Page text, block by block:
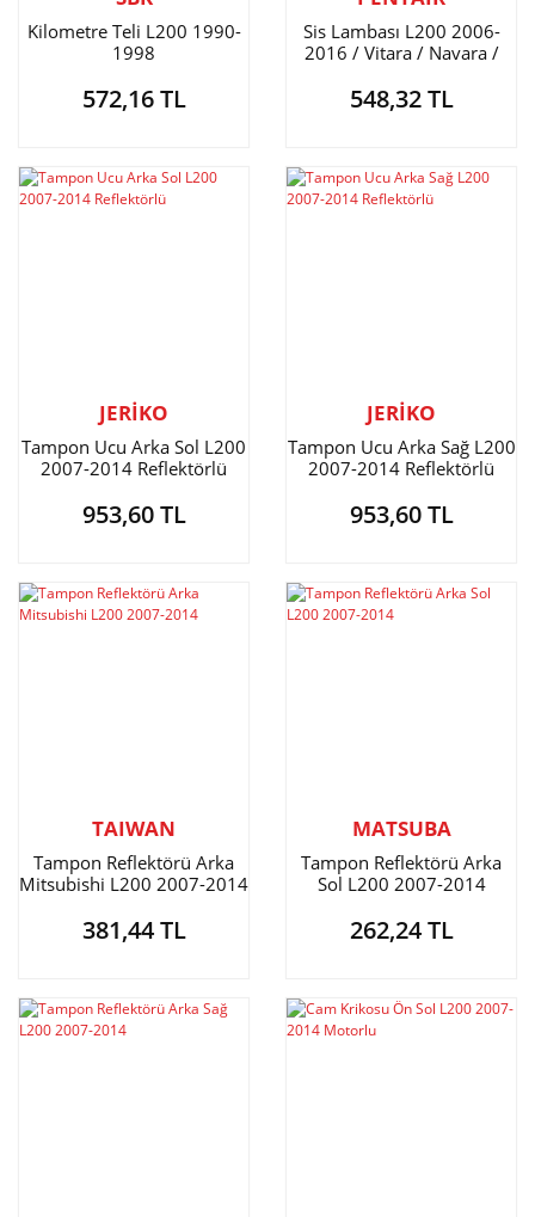
Kilometre Teli L200 1990-
1998
572,16 TL
Sis Lambası L200 2006-
2016 / Vitara / Navara /
548,32 TL
JERİKO
Tampon Ucu Arka Sol L200
2007-2014 Reflektörlü
953,60 TL
JERİKO
Tampon Ucu Arka Sağ L200
2007-2014 Reflektörlü
953,60 TL
TAIWAN
Tampon Reflektörü Arka
Mitsubishi L200 2007-2014
381,44 TL
MATSUBA
Tampon Reflektörü Arka
Sol L200 2007-2014
262,24 TL